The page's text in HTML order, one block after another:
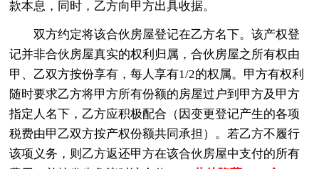
款本息，同时，乙方向甲方出具收据。
双方约定将该合伙房屋登记在乙方名下。该产权登
记并非合伙房屋真实的权利归属，合伙房屋之所有权由
甲、乙双方按份享有，每人享有1/2的权属。甲方有权利
随时要求乙方将甲方所有份额的房屋过户到甲方及甲方
指定人名下，乙方应积极配合（因变更登记产生的各项
税费由甲乙双方按产权份额共同承担）。若乙方不履行
该项义务，则乙方返还甲方在该合伙房屋中支付的所有